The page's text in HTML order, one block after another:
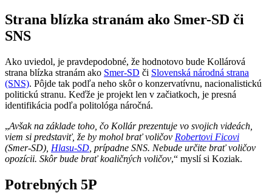
Strana blízka stranám ako Smer-SD či
SNS
Ako uviedol, je pravdepodobné, že hodnotovo bude Kollárová
strana blízka stranám ako Smer-SD či Slovenská národná strana
(SNS). Pôjde tak podľa neho skôr o konzervatívnu, nacionalistickú
politickú stranu. Keďže je projekt len v začiatkoch, je presná
identifikácia podľa politológa náročná.
„Avšak na základe toho, čo Kollár prezentuje vo svojich videách,
viem si predstaviť, že by mohol brať voličov Robertovi Ficovi
(Smer-SD), Hlasu-SD , prípadne SNS. Nebude určite brať voličov
opozícii. Skôr bude brať koaličných voličov,“ myslí si Koziak.
Potrebných 5P